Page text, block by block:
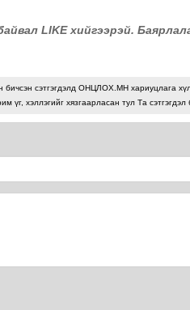
LIKE хийгээрэй.
сэтгэгдэлд ОНЦЛОХ.МН хариуцлага
үг, хэллэгийг хязгаарласан тул Та